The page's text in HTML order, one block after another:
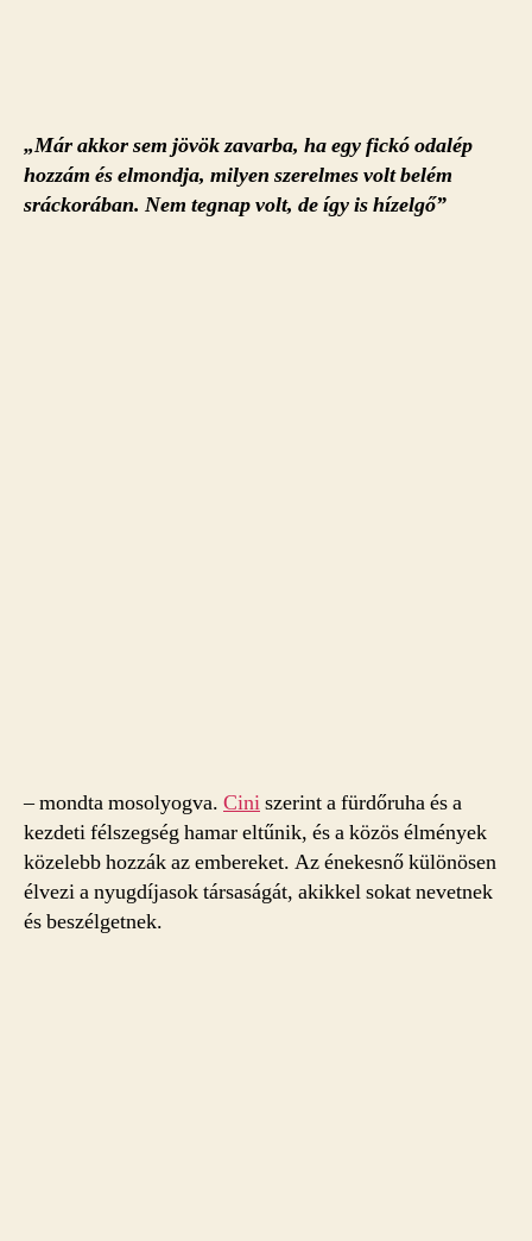
„Már akkor sem jövök zavarba, ha egy fickó odalép
hozzám és elmondja, milyen szerelmes volt belém
sráckorában. Nem tegnap volt, de így is hízelgő”
– mondta mosolyogva. Ciniszerint a fürdőruha és a
kezdeti félszegség hamar eltűnik, és a közös élmények
közelebb hozzák az embereket. Az énekesnő különösen
élvezi a nyugdíjasok társaságát, akikkel sokat nevetnek
és beszélgetnek.